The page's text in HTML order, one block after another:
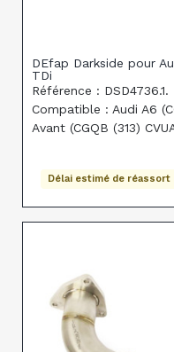
DEfap Darkside pour
TDi
Référence :
Compatible : Audi A6
Avant (CGQB (313)
Délai estimé de réassort